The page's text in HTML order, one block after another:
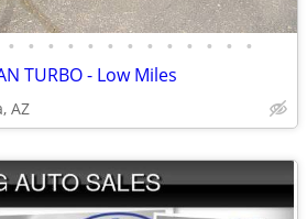
• • • • • • • • • • • • •
TURBO - Low Miles
AZ